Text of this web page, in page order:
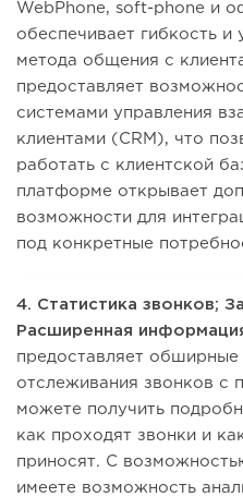
WebPhone, soft-phone и
обеспечивает гибкость
метода общения с
предоставляет
системами управления
клиентами (CRM), что
работать с клиентской
платформе открывает
возможности для
под конкретные
4. Статистика звонков;
Расширенная
предоставляет
отслеживания звонков с
можете получить
как проходят звонки и
приносят. С
имеете возможность